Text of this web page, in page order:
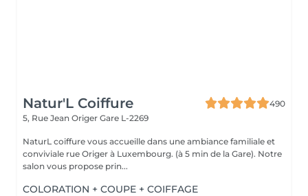
Natur'L Coiffure
490
5, Rue Jean Origer Gare L-2269
NaturL coiffure vous accueille dans une ambiance familiale et
conviviale rue Origer à Luxembourg. (à 5 min de la Gare). Notre
salon vous propose prin...
COLORATION + COUPE + COIFFAGE